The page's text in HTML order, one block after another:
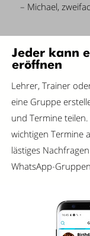
– Michael,
Jeder kann
eröffnen
Lehrer, Trainer
eine Gruppe
und Termine
wichtigen Termine
lästiges
WhatsApp-